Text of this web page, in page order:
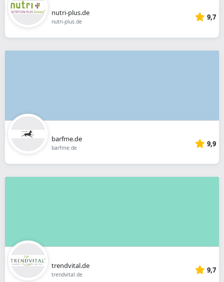
nutri-plus.de
nutri-plus.de 9,7
barfme.de
barfme.de 9,9
trendvital.de
trendvital.de 9,7